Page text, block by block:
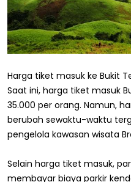
Harga tiket masuk ke Bukit
Saat ini, harga tiket masuk
35.000 per orang. Namun,
berubah sewaktu-waktu
pengelola kawasan wisata
Selain harga tiket masuk,
membayar biaya parkir